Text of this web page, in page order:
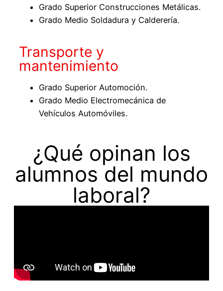
Grado Superior Construcciones Metálicas.
Grado Medio Soldadura y Calderería.
Transporte y
mantenimiento
Grado Superior Automoción.
Grado Medio Electromecánica de
Vehículos Automóviles.
¿Qué opinan los
alumnos del mundo
laboral?